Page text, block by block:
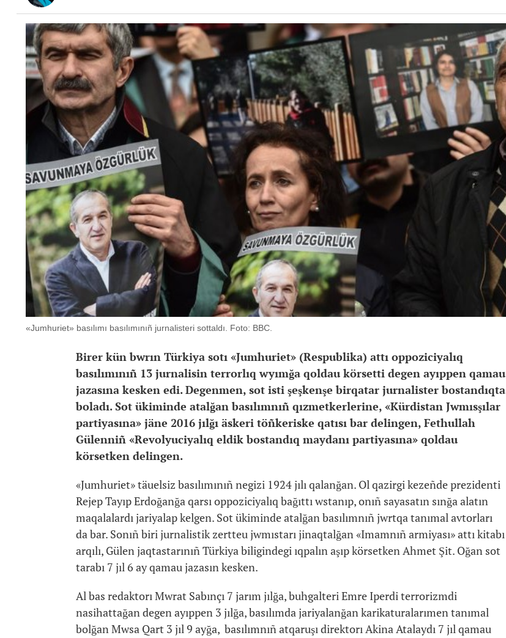
«Jumhuriet» basılımı basılımınıñ jurnalisteri sottaldı. Foto: BBC.
Birer kün bwrın Türkiya sotı «Jumhuriet» (Respublika) attı oppoziciyalıq
basılımınıñ 13 jurnalisin terrorlıq wyımğa qoldau körsetti degen ayıppen qamau
jazasına kesken edi. Degenmen, sot isti şeşkenşe birqatar jurnalister bostandıqta
boladı. Sot ükiminde atalğan basılımnıñ qızmetkerlerine, «Kürdistan Jwmısşılar
partiyasına» jäne 2016 jılğı äskeri töñkeriske qatısı bar delingen, Fethullah
Gülenniñ «Revolyuciyalıq eldik bostandıq maydanı partiyasına» qoldau
körsetken delingen.
«Jumhuriet» täuelsiz basılımınıñ negizi 1924 jılı qalanğan. Ol qazirgi kezeñde prezidenti
Rejep Tayıp Erdoğanğa qarsı oppoziciyalıq bağıttı wstanıp, onıñ sayasatın sınğa alatın
maqalalardı jariyalap kelgen. Sot ükiminde atalğan basılımnıñ jwrtqa tanımal avtorları
da bar. Sonıñ biri jurnalistik zertteu jwmıstarı jinaqtalğan «Imamnıñ armiyası» attı kitabı
arqılı, Gülen jaqtastarınıñ Türkiya biligindegi ıqpalın aşıp körsetken Ahmet Şit. Oğan sot
tarabı 7 jıl 6 ay qamau jazasın kesken.
Al bas redaktorı Mwrat Sabınçı 7 jarım jılğa, buhgalteri Emre Iperdi terrorizmdi
nasihattağan degen ayıppen 3 jılğa, basılımda jariyalanğan karikaturalarımen tanımal
bolğan Mwsa Qart 3 jıl 9 ayğa, basılımnıñ atqaruşı direktorı Akina Atalaydı 7 jıl qamau